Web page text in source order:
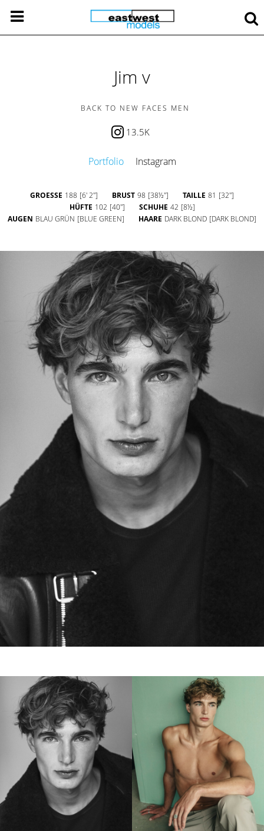
Jim v
BACK TO NEW FACES MEN
13.5K
Portfolio Instagram
GROESSE 188 [6' 2''] BRUST 98 [38½''] TAILLE 81 [32'']
HÜFTE 102 [40''] SCHUHE 42 [8½]
AUGEN BLAU GRÜN [BLUE GREEN] HAARE DARK BLOND [DARK BLOND]